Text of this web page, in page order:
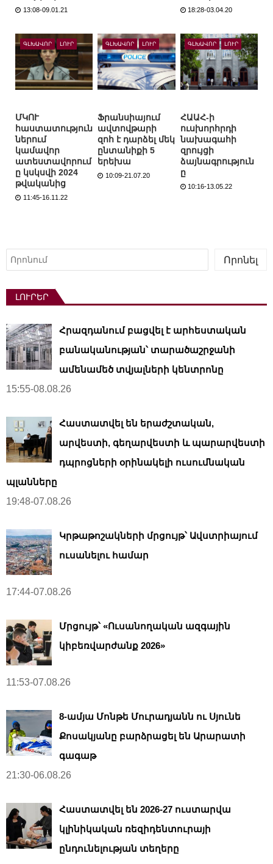
13:08-09.01.21 18:28-03.04.20
ԳԼԽԱՎՈՐ ԼՈՒՐ
ՄԿՈՒ
հաստատություն
ներում
կամավոր
ատեստավորում
ը կսկսվի 2024
թվականից
11:45-16.11.22
ԳԼԽԱՎՈՐ ԼՈՒՐ
Ֆրանսիայում
ավտովթարի
զոհ է դարձել մեկ
ընտանիքի 5
երեխա
10:09-21.07.20
ԳԼԽԱՎՈՐ ԼՈՒՐ
ՀԱԱՀ-ի
ուսխորհրդի
նախագահի
զրույցի
ձայնագրություն
ը
10:16-13.05.22
Որոնել
Որոնել
ԼՈՒՐԵՐ
Հրազդանում բացվել է արհեստական ​​
բանականության՝ տարածաշրջանի
ամենամեծ տվյալների կենտրոնը
15:55-08.08.26
Հաստատվել են երաժշտական,
արվեստի, գեղարվեստի և պարարվեստի
դպրոցների օրինակելի ուսումնական
պլանները
19:48-07.08.26
Կրթաթոշակների մրցույթ՝ Ավստրիայում
ուսանելու համար
17:44-07.08.26
Մրցույթ՝ «Ուսանողական ազգային
կիբեռվարժանք 2026»
11:53-07.08.26
8-ամյա Մոնթե Մուրադյանն ու Սյունե
Քոսակյանը բարձրացել են Արարատի
գագաթ
21:30-06.08.26
Հաստատվել են 2026-27 ուստարվա
կլինիկական ռեզիդենտուրայի
ընդունելության տեղերը